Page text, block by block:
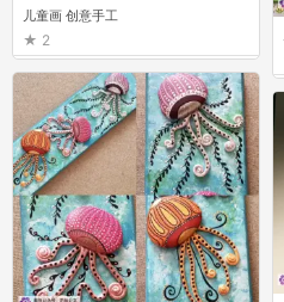
儿童画 创意手工
2